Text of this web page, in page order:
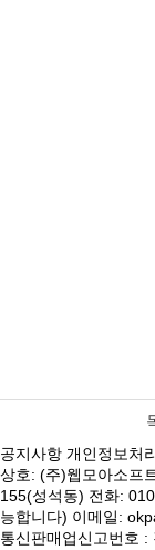
공지사항 개인정보처
상호: (주)웹모아소프
155(성석동) 전화:
능합니다) 이메일:
통신판매업신고번호